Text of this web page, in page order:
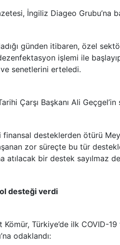
İngiliz Diageo Grubu’na
günden itibaren, özel
işlemi ile
senetlerini erteledi.
Çarşı Başkanı Ali
finansal desteklerden ötürü
zor süreçte bu tür
atılacak bir destek sayılmaz
desteği verdi
Kömür, Türkiye’de ilk COVID-19
odaklandı: